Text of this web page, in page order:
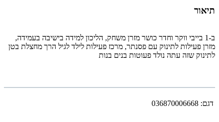
תיאור
ב-1 בייבי ווקר וחדר כושר מזרן משחק, הליכון למידה בישיבה בעמידה,
מזרן פעילות לתינוק עם פסנתר, מרכז פעילות לילד לגיל הרך מחצלת בטן
לתינוק שזה עתה נולד פעוטות בנים בנות
דגם: 036870006668